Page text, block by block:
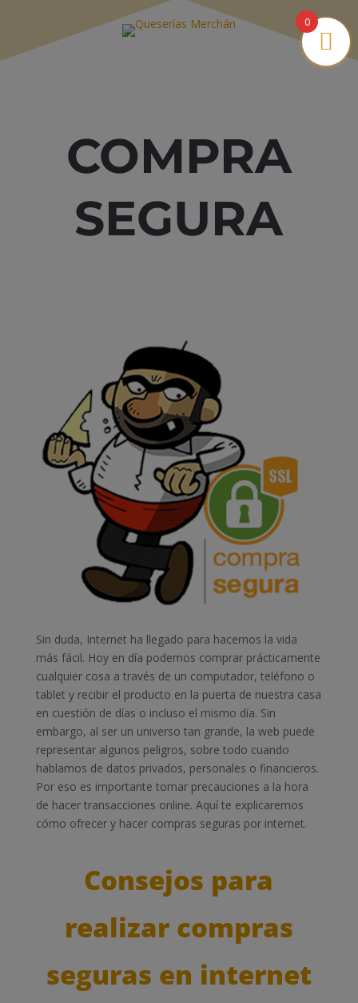
COMPRA
SEGURA
Sin duda, Internet ha llegado para hacernos la vida
más fácil. Hoy en día podemos comprar prácticamente
cualquier cosa a través de un computador, teléfono o
tablet y recibir el producto en la puerta de nuestra casa
en cuestión de días o incluso el mismo día. Sin
embargo, al ser un universo tan grande, la web puede
representar algunos peligros, sobre todo cuando
hablamos de datos privados, personales o financieros.
Por eso es importante tomar precauciones a la hora
de hacer transacciones online. Aquí te explicaremos
cómo ofrecer y hacer compras seguras por internet.
Consejos para
realizar compras
seguras en internet
0